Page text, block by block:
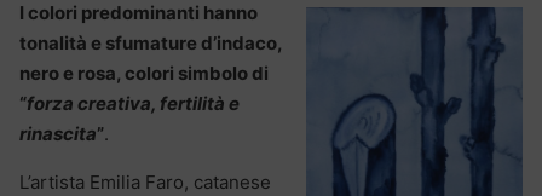
I colori predominanti hanno
tonalità e sfumature d’indaco,
nero e rosa, colori simbolo di
“forza creativa, fertilità e
rinascita”.
L’artista Emilia Faro, catanese